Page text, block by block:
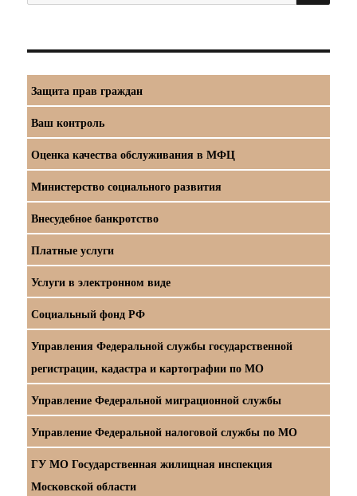
Защита прав граждан
Ваш контроль
Оценка качества обслуживания в МФЦ
Министерство социального развития
Внесудебное банкротство
Платные услуги
Услуги в электронном виде
Социальный фонд РФ
Управления Федеральной службы государственной
регистрации, кадастра и картографии по МО
Управление Федеральной миграционной службы
Управление Федеральной налоговой службы по МО
ГУ МО Государственная жилищная инспекция
Московской области